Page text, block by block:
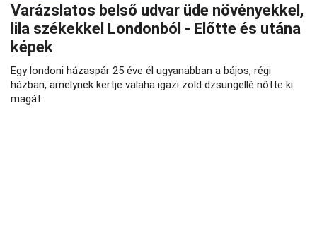
Varázslatos belső udvar üde növényekkel,
lila székekkel Londonból - Előtte és utána
képek
Egy londoni házaspár 25 éve él ugyanabban a bájos, régi
házban, amelynek kertje valaha igazi zöld dzsungellé nőtte ki
magát.